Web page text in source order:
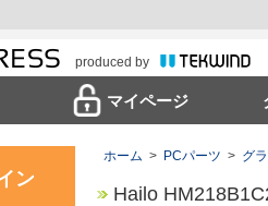
produced by
マイページ
ホーム > PCパーツ > グ
Hailo
ン